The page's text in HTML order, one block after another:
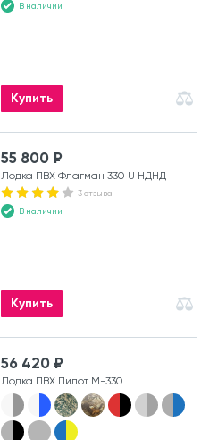
В наличии
Купить
55 800 ₽
Лодка ПВХ Флагман 330 U НДНД
3 отзыва
В наличии
Купить
56 420 ₽
Лодка ПВХ Пилот М-330